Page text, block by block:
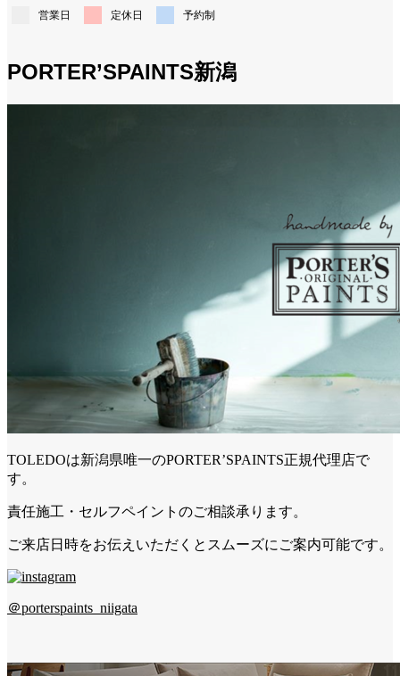
営業日 定休日 予約制
PORTER’SPAINTS新潟
TOLEDOは新潟県唯一のPORTER’SPAINTS正規代理店で
す。
責任施工・セルフペイントのご相談承ります。
ご来店日時をお伝えいただくとスムーズにご案内可能です。
＠porterspaints_niigata